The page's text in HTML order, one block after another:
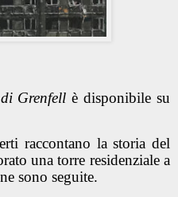
Grenfellè disponibile su
raccontano la storia del
una torre residenziale a
sono seguite.